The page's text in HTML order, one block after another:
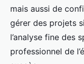
mais aussi de
gérer des projets
l’analyse fine des
professionnel de